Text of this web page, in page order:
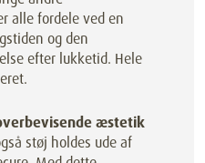
alle fordele ved en
og den
efter lukketid. Hele
æstetik
støj holdes ude af